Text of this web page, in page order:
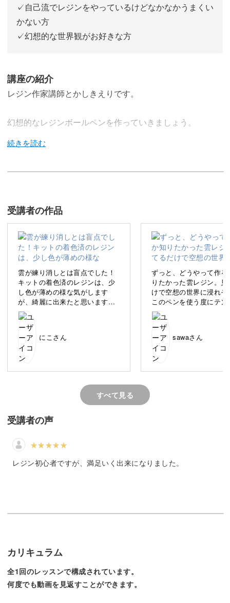
✓自己流でレジンをやっているけどなかなかうまくい
かない方
✓幻想的な世界観がお好きな方
講座の紹介
レジン作家講師とかしきえりです。
幻想的なレジンボールペンを作っていきましょう。
世界にたった１つだけの特別なボールペンになりますよ。
手軽に楽しめるハンドメイドとして親しまれているレジ
レジンとは、樹脂が液状になった透明の液体で、専用のラ
イトを当てると透明のまま固まります。
複雑そうに見える作品も、一つ一つ順を追っていくことで
初心者さんも楽しみながら作っていただくことができま
お気に入りのボールペンがさらに可愛くなりますよ♪
受講者の作品
雲が練り消しとは盲点でした！
キットの着色済のレジンは、少
し色が薄めの様な気がします
が、綺麗に出来たと思います。
気泡はあえて残してみました。
にこさん
ずっと、どうやって作る
りたかった雲レジン。見
けで空想の世界に浸れそ
このペンを使う度にテン
が上がります。作り方も
やすくて、直ぐに出来ま
夕焼けカラーにも挑戦し
り、さっそく追加で練り
買いました(*^^*)
sawaさん
すべて見る
受講者の声
レジン初心者ですが、満足いく出来になりました。
カリキュラム
全1回のレッスンで構成されています。
何度でも動画を見返すことができます。